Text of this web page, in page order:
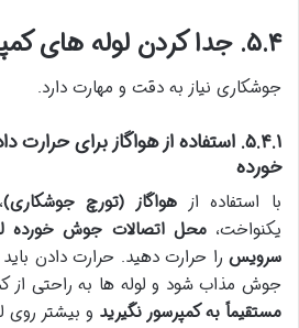
۵.۴. جدا کردن لوله های کمپرسور قدیمی
جوشکاری نیاز به دقت و مهارت دارد.
۵.۴.۱. استفاده از هواگاز برای
خورده
با استفاده ازهواگاز (تورچ جوشکاری)
یکنواخت،محل اتصالات جوش
سرویس را حرارت دهید. حرارت دادن
جوش مذاب شود و لوله ها به راحتی از
مستقیماً به کمپرسور نگیرید و بیشتر روی